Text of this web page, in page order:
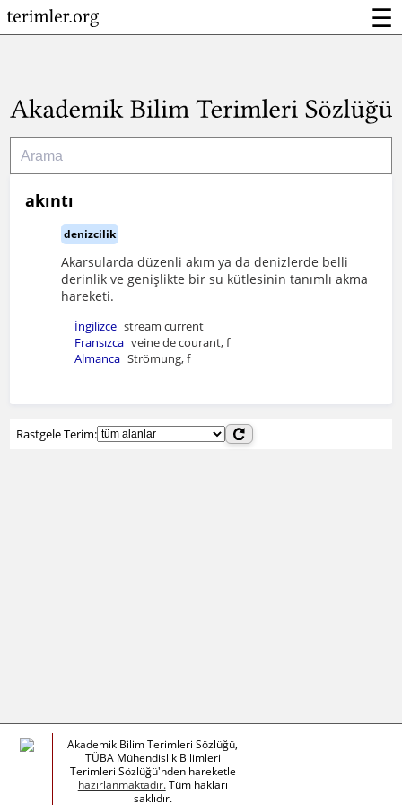
☰
akıntı
denizcilik
Akarsularda düzenli akım ya da denizlerde belli
derinlik ve genişlikte bir su kütlesinin tanımlı akma
hareketi.
İngilizce stream current
Fransızca veine de courant, f
Almanca Strömung, f
Rastgele Terim:
Akademik Bilim Terimleri Sözlüğü,
TÜBA Mühendislik Bilimleri
Terimleri Sözlüğü'nden hareketle
hazırlanmaktadır.Tüm hakları
saklıdır.